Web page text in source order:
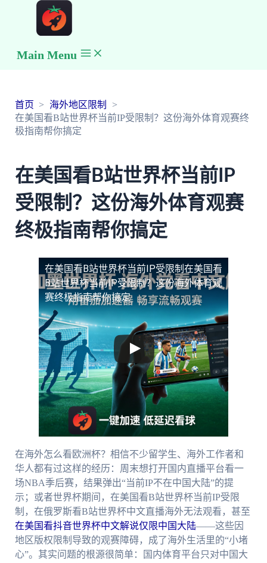
Main Menu
首页
海外地区限制
在美国看B站世界杯当前IP受限制？这份海外体育观赛终
极指南帮你搞定
在美国看B站世界杯当前IP
受限制？这份海外体育观赛
终极指南帮你搞定
在美国看B站世界杯当前IP受限制 在美国看
B站世界杯当前IP受限制？这份海外体育观
赛终极指南帮你搞定
在海外怎么看欧洲杯？相信不少留学生、海外工作者和
华人都有过这样的经历：周末想打开国内直播平台看一
场NBA季后赛，结果弹出“当前IP不在中国大陆”的提
示；或者世界杯期间，在美国看B站世界杯当前IP受限
制，在俄罗斯看B站世界杯中文直播海外无法观看，甚至
在美国看抖音世界杯中文解说仅限中国大陆——这些因
地区版权限制导致的观赛障碍，成了海外生活里的“小堵
心”。其实问题的根源很简单：国内体育平台只对中国大